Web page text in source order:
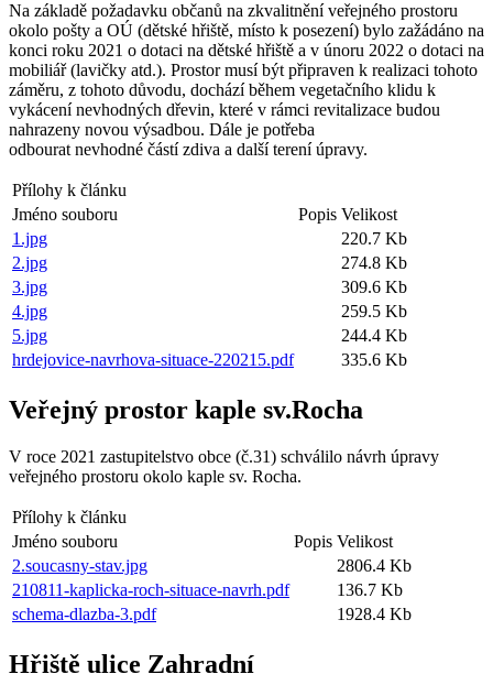
Na základě požadavku občanů na zkvalitnění veřejného prostoru
okolo pošty a OÚ (dětské hřiště, místo k posezení) bylo zažádáno na
konci roku 2021 o dotaci na dětské hřiště a v únoru 2022 o dotaci na
mobiliář (lavičky atd.). Prostor musí být připraven k realizaci tohoto
záměru, z tohoto důvodu, dochází během vegetačního klidu k
vykácení nevhodných dřevin, které v rámci revitalizace budou
nahrazeny novou výsadbou. Dále je potřeba
odbourat nevhodné částí zdiva a další terení úpravy.
Přílohy k článku
Jméno souboru
Popis Velikost
1.jpg
220.7 Kb
2.jpg
274.8 Kb
3.jpg
309.6 Kb
4.jpg
259.5 Kb
5.jpg
244.4 Kb
hrdejovice-navrhova-situace-220215.pdf
335.6 Kb
Veřejný prostor kaple sv.Rocha
V roce 2021 zastupitelstvo obce (č.31) schválilo návrh úpravy
veřejného prostoru okolo kaple sv. Rocha.
Přílohy k článku
Jméno souboru
Popis Velikost
2.soucasny-stav.jpg
2806.4 Kb
210811-kaplicka-roch-situace-navrh.pdf
136.7 Kb
schema-dlazba-3.pdf
1928.4 Kb
Hřiště ulice Zahradní